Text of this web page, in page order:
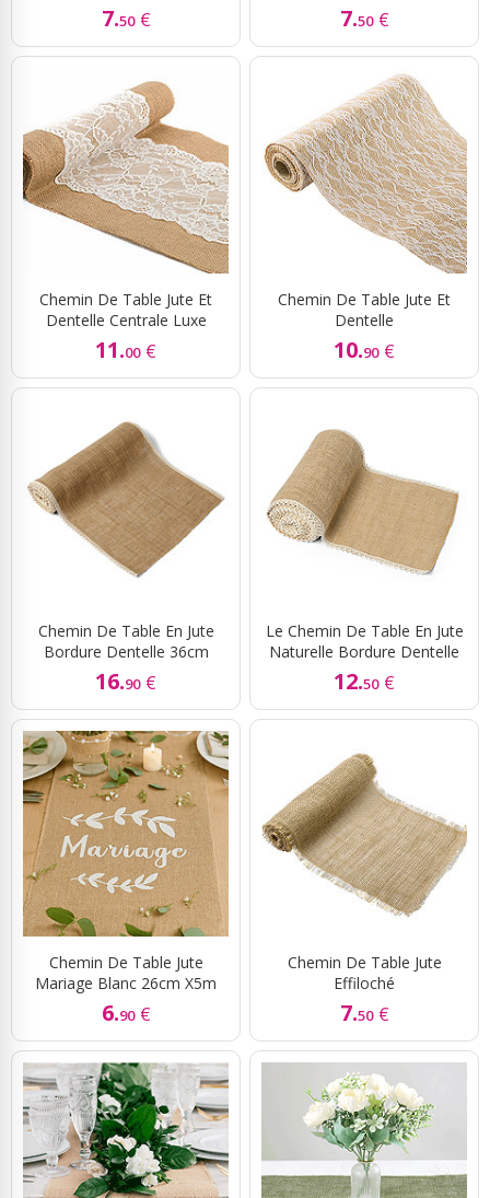
7.50 € 7.50 €
Chemin De Table Jute Et
Dentelle Centrale Luxe
11.00 €
Chemin De Table Jute Et
Dentelle
10.90 €
Chemin De Table En Jute
Bordure Dentelle 36cm
16.90 €
Le Chemin De Table En Jute
Naturelle Bordure Dentelle
12.50 €
Chemin De Table Jute
Mariage Blanc 26cm X5m
6.90 €
Chemin De Table Jute
Effiloché
7.50 €